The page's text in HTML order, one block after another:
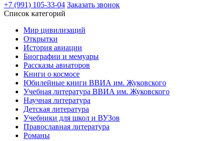
+7 (991) 105-33-04 Заказать звонок
Список категорий
Мир цивилизаций
Открытки
История авиации
Биографии и мемуары
Рассказы авиаторов
Книги о космосе
Юбилейные книги ВВИА им. Жуковского
Учебная литература ВВИА им. Жуковского
Научная литература
Детская литература
Учебники для школ и ВУЗов
Православная литература
Романы